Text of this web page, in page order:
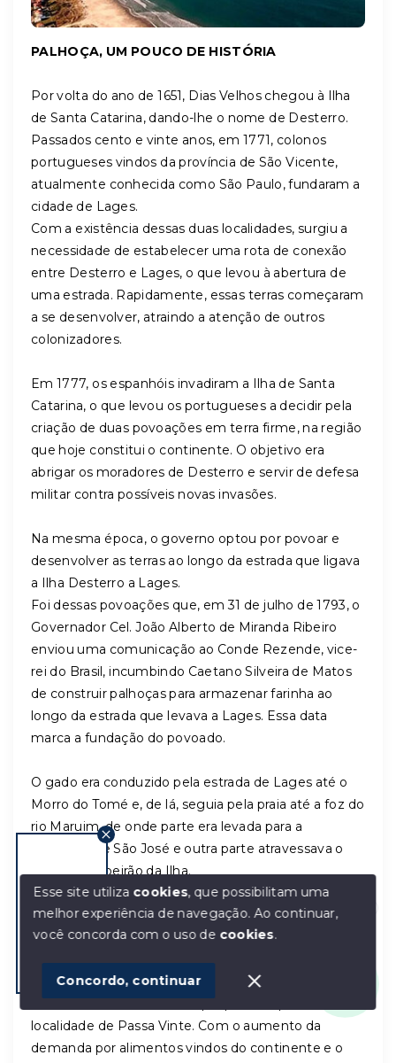
PALHOÇA, UM POUCO DE HISTÓRIA
Por volta do ano de 1651, Dias Velhos chegou à Ilha
de Santa Catarina, dando-lhe o nome de Desterro.
Passados cento e vinte anos, em 1771, colonos
portugueses vindos da província de São Vicente,
atualmente conhecida como São Paulo, fundaram a
cidade de Lages.
Com a existência dessas duas localidades, surgiu a
necessidade de estabelecer uma rota de conexão
entre Desterro e Lages, o que levou à abertura de
uma estrada. Rapidamente, essas terras começaram
a se desenvolver, atraindo a atenção de outros
colonizadores.
Em 1777, os espanhóis invadiram a Ilha de Santa
Catarina, o que levou os portugueses a decidir pela
criação de duas povoações em terra firme, na região
que hoje constitui o continente. O objetivo era
abrigar os moradores de Desterro e servir de defesa
militar contra possíveis novas invasões.
Na mesma época, o governo optou por povoar e
desenvolver as terras ao longo da estrada que ligava
a Ilha Desterro a Lages.
Foi dessas povoações que, em 31 de julho de 1793, o
Governador Cel. João Alberto de Miranda Ribeiro
enviou uma comunicação ao Conde Rezende, vice-
rei do Brasil, incumbindo Caetano Silveira de Matos
de construir palhoças para armazenar farinha ao
longo da estrada que levava a Lages. Essa data
marca a fundação do povoado.
O gado era conduzido pela estrada de Lages até o
Morro do Tomé e, de lá, seguia pela praia até a foz do
rio Maruim, de onde parte era levada para a
freguesia de São José e outra parte atravessava o
canal até Ribeirão da Ilha.
As tropas seguiam pela praia, pois enfrentavam
dificuldades ao atravessar a área de mangue e
pântano, hoje parte da rua principal de Palhoça.
Além disso, evitavam pagar o pedágio estabelecido
em São José, no caminho que passava pela
localidade de Passa Vinte. Com o aumento da
demanda por alimentos vindos do continente e o
Olá! Estamos disponíveis para te ajudar.
Esse site utiliza cookies, que possibilitam uma
melhor experiência de navegação.Ao continuar,
você concorda com o uso de cookies.
Concordo, continuar